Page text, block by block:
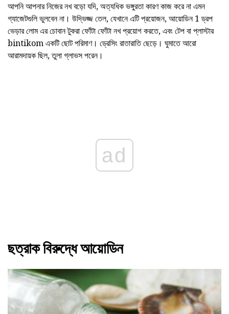
আপনি আপনার নিজের নখ বড়ো যদি, অত্যধিক ভঙ্গুরতা কারণ কাজ করে না এমন
গ্যাজেটগুলি ভুলবেন না। উদ্ভিজ্জ তেল, যেখানে এটি প্রয়োজন, আয়োডিন 1 ড্রপ
ভেড়ার লোম এর চোবান টুকরা ফোঁটা ফোঁটা নখ প্রয়োগ করতে, এবং টেপ বা প্লাস্টার
bintikom একটি ছোট পরিমাণ। ড্রেসিং রাতারাতি ছেড়ে। ঘুমাতে আরো
আরামদায়ক ছিল, তুলা গ্লাভস পরেন।
ad
ছত্রাক বিরুদ্ধে আয়োডিন